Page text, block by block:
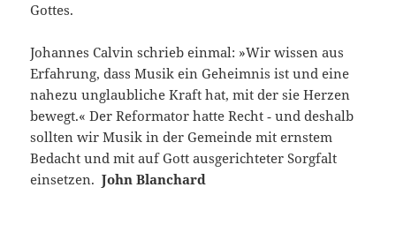
Gottes.
Johannes Calvin schrieb einmal: »Wir wissen aus
Erfahrung, dass Musik ein Geheimnis ist und eine
nahezu unglaubliche Kraft hat, mit der sie Herzen
bewegt.« Der Reformator hatte Recht ‑ und deshalb
sollten wir Musik in der Gemeinde mit ernstem
Bedacht und mit auf Gott ausgerichteter Sorgfalt
einsetzen.John Blanchard